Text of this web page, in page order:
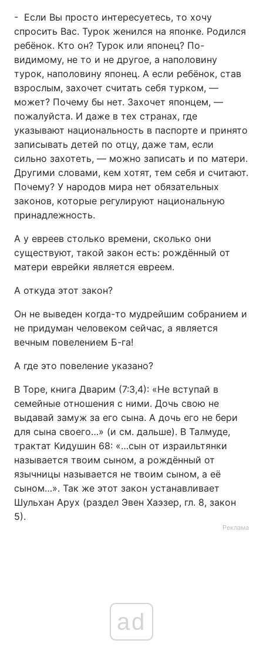
- Если Вы просто интересуетесь, то хочу
спросить Вас. Турок женился на японке. Родился
ребёнок. Кто он? Турок или японец? По-
видимому, не то и не другое, а наполовину
турок, наполовину японец. А если ребёнок, став
взрослым, захочет считать себя турком, —
может? Почему бы нет. Захочет японцем, —
пожалуйста. И даже в тех странах, где
указывают национальность в паспорте и принято
записывать детей по отцу, даже там, если
сильно захотеть, — можно записать и по матери.
Другими словами, кем хотят, тем себя и считают.
Почему? У народов мира нет обязательных
законов, которые регулируют национальную
принадлежность.
А у евреев столько времени, сколько они
существуют, такой закон есть: рождённый от
матери еврейки является евреем.
А откуда этот закон?
Он не выведен когда-то мудрейшим собранием и
не придуман человеком сейчас, а является
вечным повелением Б-га!
А где это повеление указано?
В Торе, книга Дварим (7:3,4): «Не вступай в
семейные отношения с ними. Дочь свою не
выдавай замуж за его сына. А дочь его не бери
для сына своего…» (и см. дальше). В Талмуде,
трактат Кидушин 68: «…сын от израильтянки
называется твоим сыном, а рождённый от
язычницы называется не твоим сыном, а её
сыном…». Так же этот закон устанавливает
Шульхан Арух (раздел Эвен Хаэзер, гл. 8, закон
5).
Реклама
ad